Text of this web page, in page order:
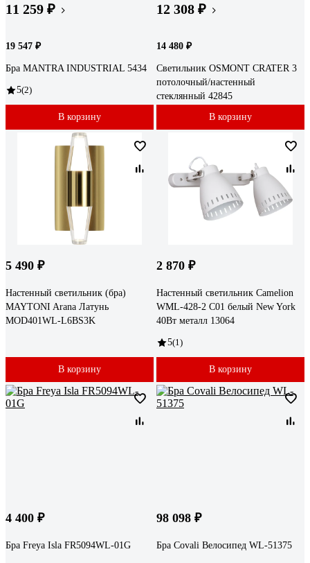
11 259 ₽
19 547 ₽
Бра MANTRA INDUSTRIAL 5434
5(2)
В корзину
12 308 ₽
14 480 ₽
Светильник OSMONT CRATER 3
потолочный/настенный
стеклянный 42845
В корзину
5 490 ₽
Настенный светильник (бра)
MAYTONI Arana Латунь
MOD401WL-L6BS3K
В корзину
2 870 ₽
Настенный светильник Camelion
WML-428-2 С01 белый New York
40Вт металл 13064
5(1)
В корзину
4 400 ₽
Бра Freya Isla FR5094WL-01G
98 098 ₽
Бра Covali Велосипед WL-51375